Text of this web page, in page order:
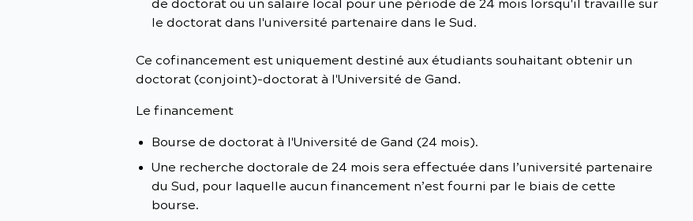
de doctorat ou un salaire local pour une période de 24 mois lorsqu'il travaille sur
le doctorat dans l'université partenaire dans le Sud.
Ce cofinancement est uniquement destiné aux étudiants souhaitant obtenir un
doctorat (conjoint)-doctorat à l'Université de Gand.
Le financement
Bourse de doctorat à l'Université de Gand (24 mois).
Une recherche doctorale de 24 mois sera effectuée dans l’université partenaire
du Sud, pour laquelle aucun financement n’est fourni par le biais de cette
bourse.